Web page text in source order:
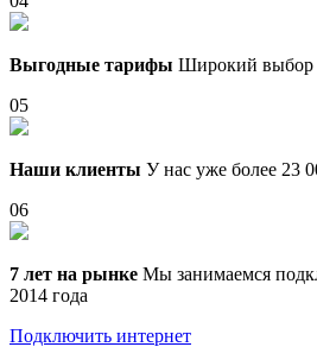
Выгодные тарифы Широкий выбор
05
Наши клиенты У нас уже более 23
06
7 лет на рынке Мы занимаемся
2014 года
Подключить интернет